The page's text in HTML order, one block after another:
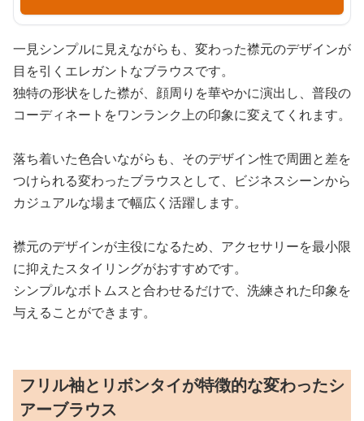
一見シンプルに見えながらも、変わった襟元のデザインが
目を引くエレガントなブラウスです。
独特の形状をした襟が、顔周りを華やかに演出し、普段の
コーディネートをワンランク上の印象に変えてくれます。
落ち着いた色合いながらも、そのデザイン性で周囲と差を
つけられる変わったブラウスとして、ビジネスシーンから
カジュアルな場まで幅広く活躍します。
襟元のデザインが主役になるため、アクセサリーを最小限
に抑えたスタイリングがおすすめです。
シンプルなボトムスと合わせるだけで、洗練された印象を
与えることができます。
フリル袖とリボンタイが特徴的な変わったシ
アーブラウス